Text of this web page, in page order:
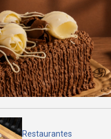
Restaurantes